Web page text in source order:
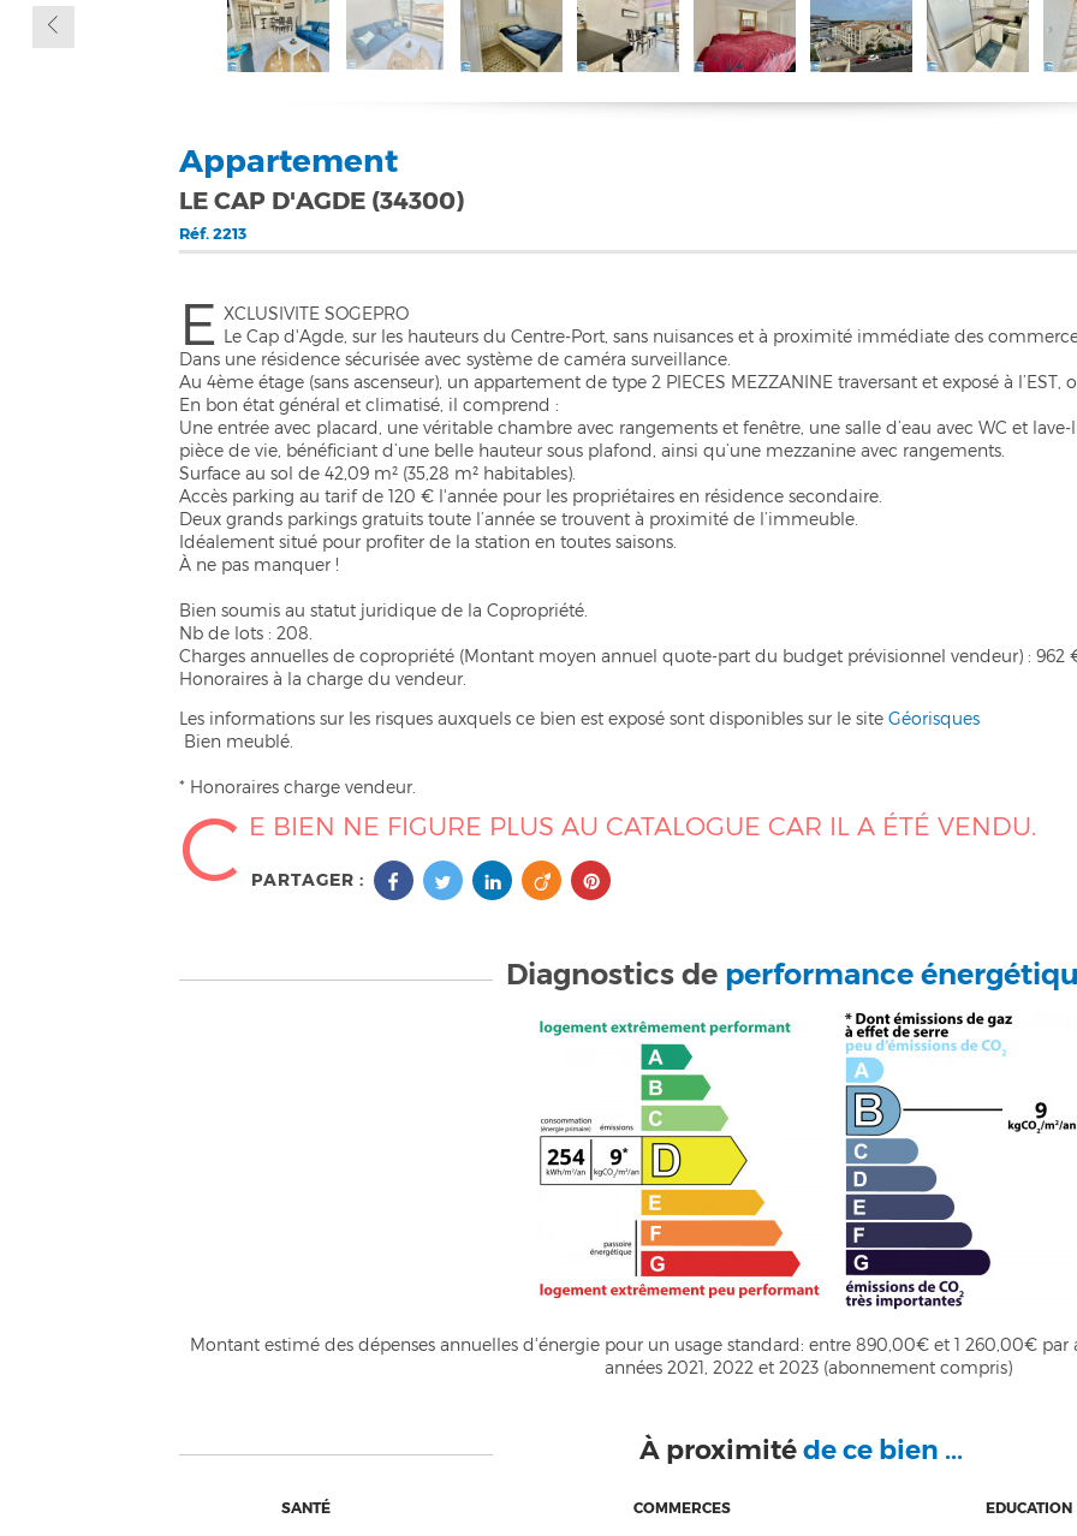
Appartement
LE CAP D'AGDE (34300)
Réf.2213
E XCLUSIVITE SOGEPRO
Le Cap d'Agde, sur les hauteurs du Centre-Port, sans nuisances et à proximité immédiate des
Dans une résidence sécurisée avec système de caméra surveillance.
Au 4ème étage (sans ascenseur), un appartement de type 2 PIECES MEZZANINE traversant et exposé à l’EST,
En bon état général et climatisé, il comprend :
Une entrée avec placard, une véritable chambre avec rangements et fenêtre, une salle d’eau avec WC et
pièce de vie, bénéficiant d’une belle hauteur sous plafond, ainsi qu’une mezzanine avec rangements.
Surface au sol de 42,09 m² (35,28 m² habitables).
Accès parking au tarif de 120 € l'année pour les propriétaires en résidence secondaire.
Deux grands parkings gratuits toute l’année se trouvent à proximité de l’immeuble.
Idéalement situé pour profiter de la station en toutes saisons.
À ne pas manquer !
Bien soumis au statut juridique de la Copropriété.
Nb de lots : 208.
Charges annuelles de copropriété (Montant moyen annuel quote-part du budget prévisionnel vendeur) : 962
Honoraires à la charge du vendeur.
Les informations sur les risques auxquels ce bien est exposé sont disponibles sur le site Géorisques
Bien meublé.
* Honoraires charge vendeur.
C E BIEN NE FIGURE PLUS AU CATALOGUE CAR IL A ÉTÉ VENDU.
PARTAGER :
Diagnostics de performance
Montant estimé des dépenses annuelles d'énergie pour un usage standard: entre 890,00€ et 1 260,00€ par
années 2021, 2022 et 2023 (abonnement compris)
À proximitéde ce bien ...
SANTÉ COMMERCES EDUCATION